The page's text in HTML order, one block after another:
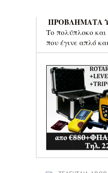
ΠΡΟΒΛΗΜΑΤΑ
Το πολύπλοκο
που έγινε απλό